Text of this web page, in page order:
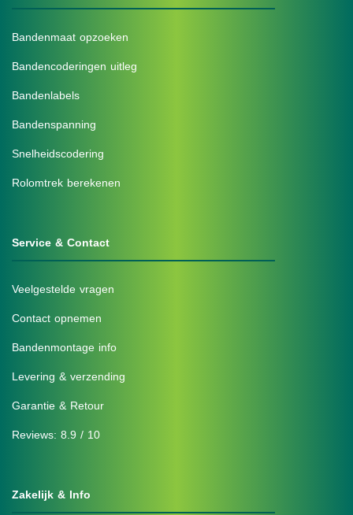
Bandenmaat opzoeken
Bandencoderingen uitleg
Bandenlabels
Bandenspanning
Snelheidscodering
Rolomtrek berekenen
Service & Contact
Veelgestelde vragen
Contact opnemen
Bandenmontage info
Levering & verzending
Garantie & Retour
Reviews: 8.9 / 10
Zakelijk & Info